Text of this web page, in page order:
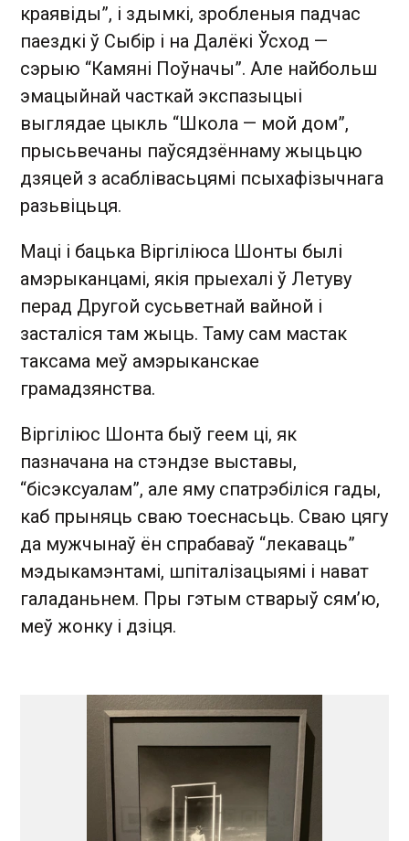
краявіды”, і здымкі, зробленыя падчас
паездкі ў Сыбір і на Далёкі Ўсход —
сэрыю “Камяні Поўначы”. Але найбольш
эмацыйнай часткай экспазыцыі
выглядае цыкль “Школа — мой дом”,
прысьвечаны паўсядзённаму жыцьцю
дзяцей з асаблівасьцямі псыхафізычнага
разьвіцьця.
Маці і бацька Віргіліюса Шонты былі
амэрыканцамі, якія прыехалі ў Летуву
перад Другой сусьветнай вайной і
засталіся там жыць. Таму сам мастак
таксама меў амэрыканскае
грамадзянства.
Віргіліюс Шонта быў геем ці, як
пазначана на стэндзе выставы,
“бісэксуалам”, але яму спатрэбіліся гады,
каб прыняць сваю тоеснасьць. Сваю цягу
да мужчынаў ён спрабаваў “лекаваць”
мэдыкамэнтамі, шпіталізацыямі і нават
галаданьнем. Пры гэтым стварыў сям’ю,
меў жонку і дзіця.